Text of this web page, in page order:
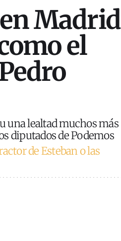
Madrid
el
una lealtad muchos más
diputados de Podemos
de Esteban o las